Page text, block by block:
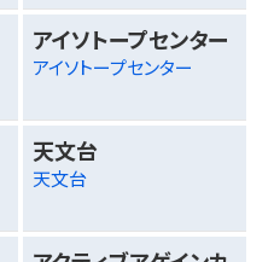
アイソトープセンター
アイソトープセンター
天文台
天文台